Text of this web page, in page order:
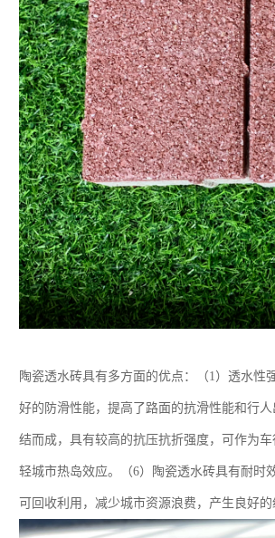
陶瓷透水砖具有多方面的优点：（1）透水
好的防滑性能，提高了路面的抗滑性能和行
结而成，具有较高的抗压抗折强度，可作为
轻城市热岛效应。（6）陶瓷透水砖具有耐时
可回收利用，减少城市资源浪费，产生良好的